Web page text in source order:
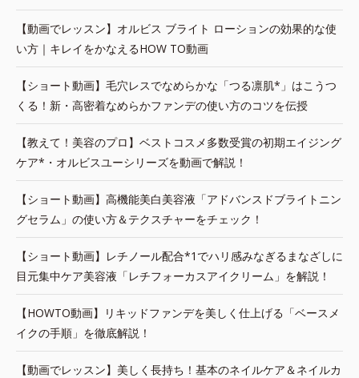
【動画でレッスン】オルビス ブライト ローションの効果的な使
い方｜キレイをかなえるHOW TO動画
【ショート動画】毛穴レスでなめらかな「つる凛肌*」はこうつ
くる！新・高密着なめらかファンデの使い方のコツを伝授
【教えて！美容のプロ】ベストコスメ多数受賞の初期エイジング
ケア*・オルビスユーシリーズを動画で解説！
【ショート動画】高機能美白美容液「アドバンスドブライトニン
グセラム」の使い方＆テクスチャーをチェック！
【ショート動画】レチノール配合*1でハリ感みなぎるまなざしに
目元集中ケア美容液「レチフォーカスアイクリーム」を解説！
【HOWTO動画】リキッドファンデを美しく仕上げる「ベースメ
イクの手順」を徹底解説！
【動画でレッスン】美しく長持ち！基本のネイルケア＆ネイルカ